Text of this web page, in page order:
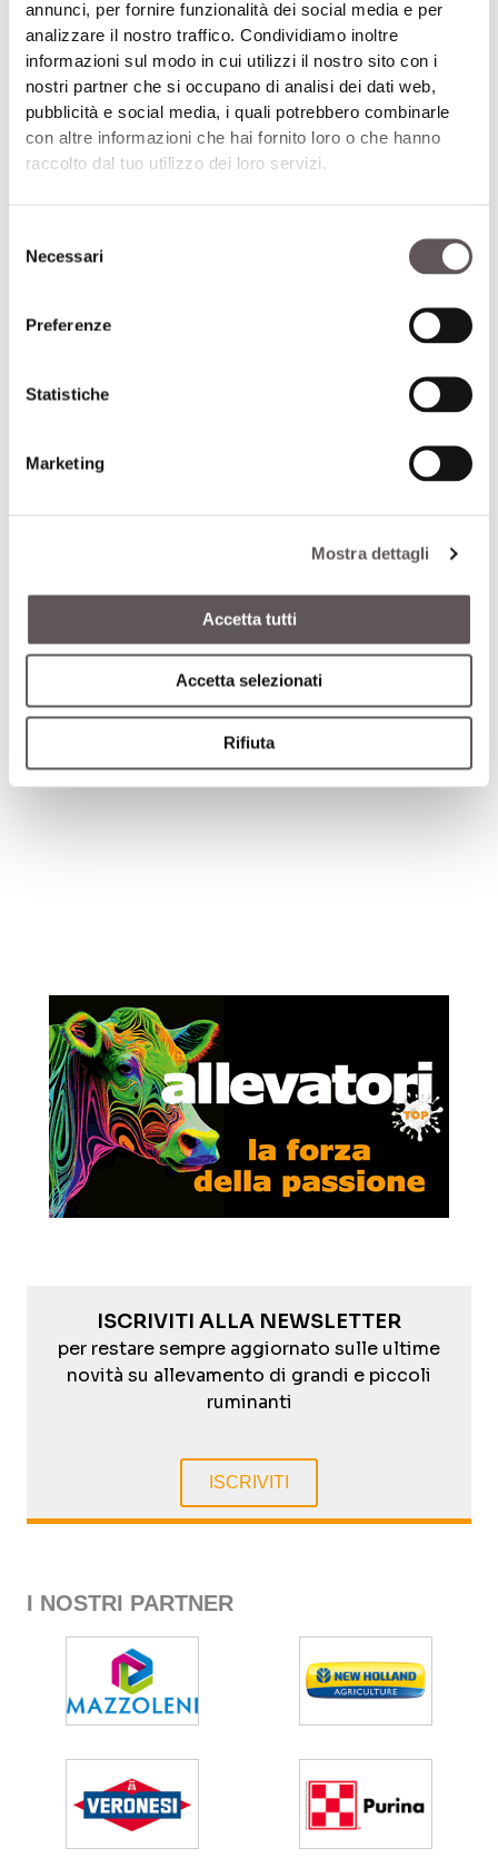
annunci, per fornire funzionalità dei social media e per
analizzare il nostro traffico. Condividiamo inoltre
informazioni sul modo in cui utilizzi il nostro sito con i
nostri partner che si occupano di analisi dei dati web,
pubblicità e social media, i quali potrebbero combinarle
con altre informazioni che hai fornito loro o che hanno
raccolto dal tuo utilizzo dei loro servizi.
delNecessari
Preferenze
Statistiche
Marketing
Mostra dettagli
Accetta tutti
Accetta selezionati
Rifiuta
ATTUALITÀ,ECONOMIA & MERCATI ,GENETICA,
IN EVIDENZA
6 Agosto 2026
Santus riconfermato alla guida di Synergy
ATTUALITÀ,IN EVIDENZA,NEWS
ISCRIVITI ALLA NEWSLETTER
per restare sempre aggiornato sulle ultime
novità su allevamento di grandi e piccoli
ruminanti
ISCRIVITI
I NOSTRI PARTNER